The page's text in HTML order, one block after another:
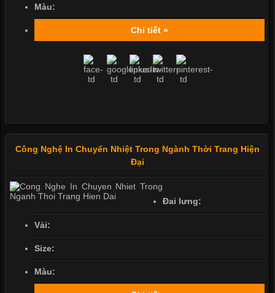
Màu:
Chi tiết »
Công Nghệ In Chuyển Nhiệt Trong Ngành Thời Trang Hiện
Đại
Đai lưng:
Vải:
Size:
Màu: